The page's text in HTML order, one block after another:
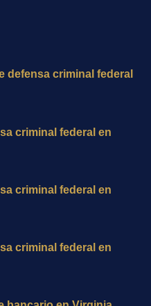
defensa criminal federal
criminal federal en
criminal federal en
criminal federal en